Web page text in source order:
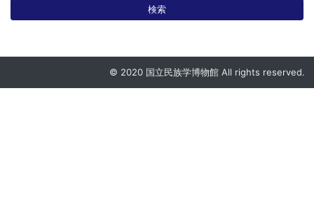
検索
© 2020 国立民族学博物館 All rights reserved.